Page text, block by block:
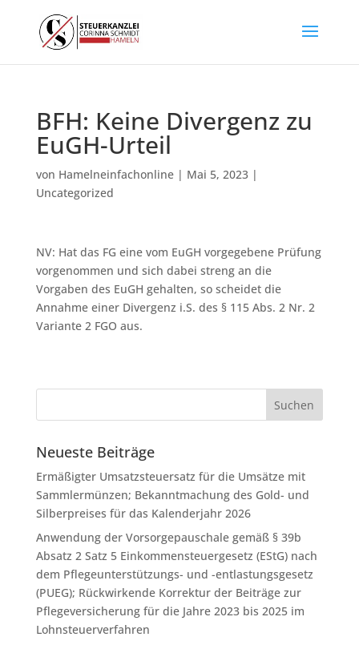
BFH: Keine Divergenz zu
EuGH-Urteil
von Hamelneinfachonline| Mai 5, 2023|
Uncategorized
NV: Hat das FG eine vom EuGH vorgegebene Prüfung
vorgenommen und sich dabei streng an die
Vorgaben des EuGH gehalten, so scheidet die
Annahme einer Divergenz i.S. des § 115 Abs. 2 Nr. 2
Variante 2 FGO aus.
Neueste Beiträge
Ermäßigter Umsatzsteuersatz für die Umsätze mit
Sammlermünzen; Bekanntmachung des Gold- und
Silberpreises für das Kalenderjahr 2026
Anwendung der Vorsorgepauschale gemäß § 39b
Absatz 2 Satz 5 Einkommensteuergesetz (EStG) nach
dem Pflegeunterstützungs- und -entlastungsgesetz
(PUEG); Rückwirkende Korrektur der Beiträge zur
Pflegeversicherung für die Jahre 2023 bis 2025 im
Lohnsteuerverfahren